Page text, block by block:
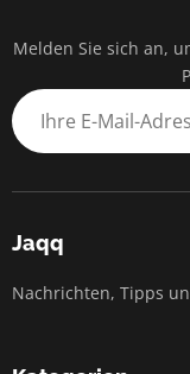
Melden Sie sich an,
Jaqq
Nachrichten, Tipps